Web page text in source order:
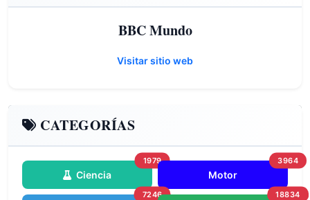
BBC Mundo
Visitar sitio web
CATEGORÍAS
Ciencia
1979
Motor
3964
7246 18834